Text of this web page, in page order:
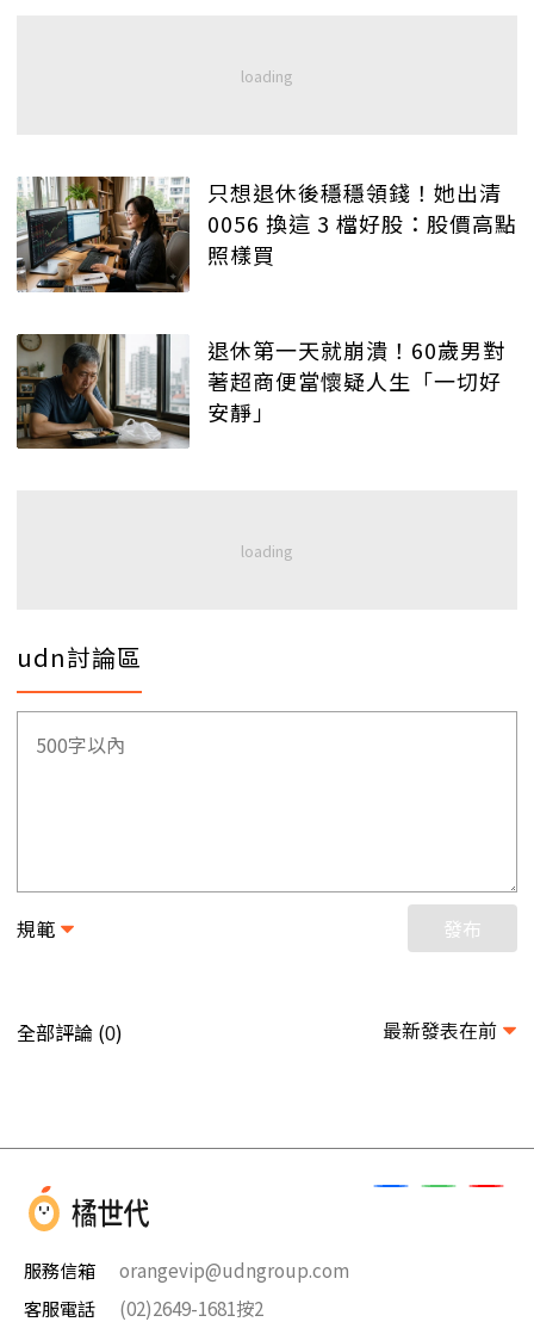
只想退休後穩穩領錢！她出清
0056 換這 3 檔好股：股價高點
照樣買
退休第一天就崩潰！60歲男對
著超商便當懷疑人生「一切好
安靜」
udn討論區
規範 發布
全部評論 (0) 最新發表在前
服務信箱
orangevip@udngroup.com
客服電話
(02)2649-1681按2